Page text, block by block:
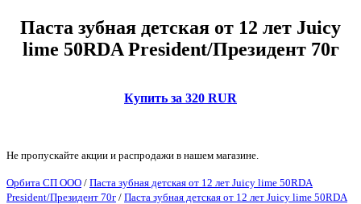
Паста зубная детская от 12 лет Juicy
lime 50RDA President/Президент 70г
Купить за 320 RUR
Не пропускайте акции и распродажи в нашем магазине.
Орбита СП ООО / Паста зубная детская от 12 лет Juicy lime 50RDA
President/Президент 70г / Паста зубная детская от 12 лет Juicy lime 50RDA